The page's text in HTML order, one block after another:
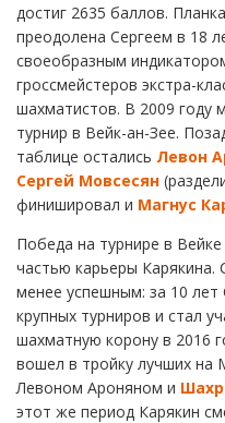
достиг 2635 баллов.
преодолена Сергеем в 18
своеобразным
гроссмейстеров экстра-
шахматистов. В 2009 году
турнир в Вейк-ан-Зее.
таблице остались Левон
Сергей Мовсесян
финишировал и Магнус
Победа на турнире в
частью карьеры Карякина.
менее успешным: за 10 лет
крупных турниров и стал
шахматную корону в 2016
вошел в тройку лучших на
Левоном Ароняном и
этот же период Карякин